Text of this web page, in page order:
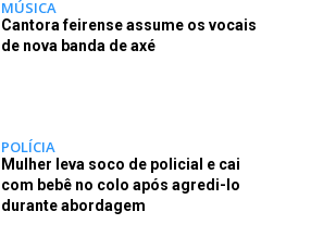
MÚSICA
Cantora feirense assume os vocais
de nova banda de axé
POLÍCIA
Mulher leva soco de policial e cai
com bebê no colo após agredi-lo
durante abordagem